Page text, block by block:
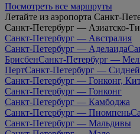
Посмотреть все маршруты
Летайте из аэропорта Санкт-
Санкт-Петербург — Азиатско-
Санкт-Петербург — Австралия
Санкт-Петербург — Аделаида
БрисбенСанкт-Петербург —
ПертСанкт-Петербург — Сидней
Санкт-Петербург — Гонконг,
Санкт-Петербург — Гонконг
Санкт-Петербург — Камбоджа
Санкт-Петербург — Пномпень
Санкт-Петербург — Мальдивы